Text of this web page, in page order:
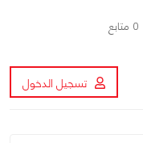
0 متابع
تسجيل الدخول